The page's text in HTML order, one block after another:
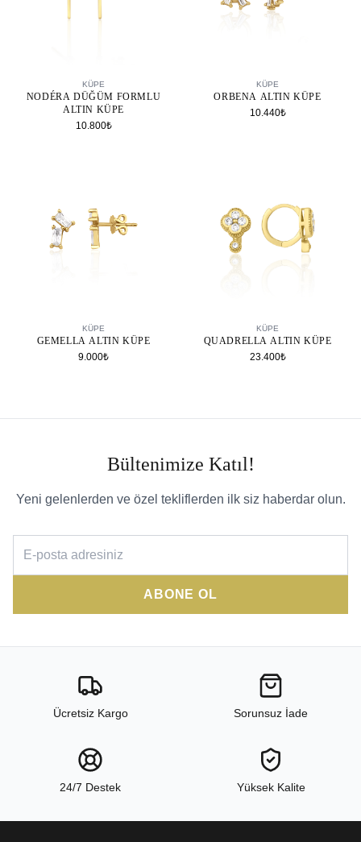
KÜPE
NODÉRA DÜĞÜM FORMLU
ALTIN KÜPE
10.800₺
KÜPE
ORBENA ALTIN KÜPE
10.440₺
KÜPE
GEMELLA ALTIN KÜPE
9.000₺
KÜPE
QUADRELLA ALTIN KÜPE
23.400₺
Bültenimize Katıl!
Yeni gelenlerden ve özel tekliflerden ilk siz haberdar olun.
ABONE OL
Ücretsiz Kargo Sorunsuz İade
24/7 Destek Yüksek Kalite